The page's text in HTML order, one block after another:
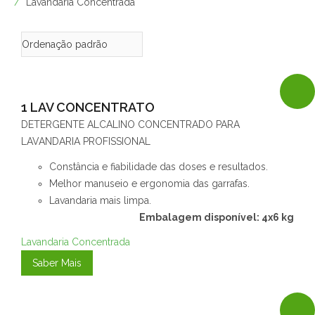
1 LAV CONCENTRATO
DETERGENTE ALCALINO CONCENTRADO PARA
LAVANDARIA PROFISSIONAL
Constância e fiabilidade das doses e resultados.
Melhor manuseio e ergonomia das garrafas.
Lavandaria mais limpa.
Embalagem disponível: 4x6 kg
Lavandaria Concentrada
Saber Mais